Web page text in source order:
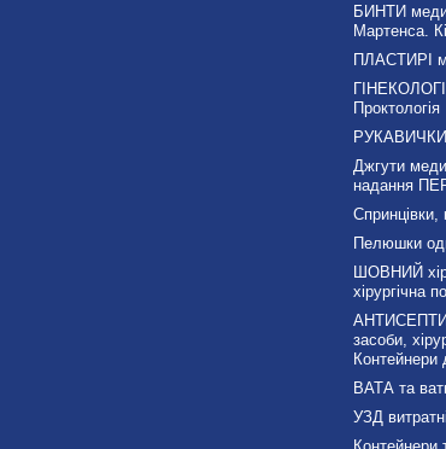
БИНТИ
Мартенса.
ПЛАСТИРІ
Проктологія
РУКАВИЧКИ
Джгути
надання
Спринцівки,
Пелюшки
ШОВНИЙ
хірургічна
засоби,
Контейнери
ВАТА та
УЗД